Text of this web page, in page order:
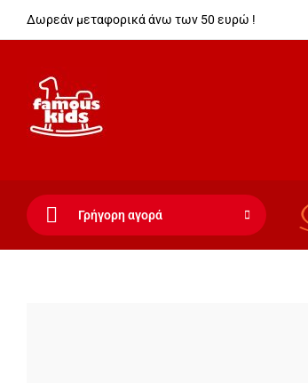
Δωρεάν μεταφορικά άνω των 50 ευρώ !
Γρήγορη αγορά